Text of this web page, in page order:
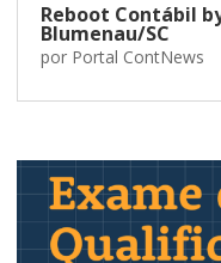
Reboot Contábil
Blumenau/SC
por Portal ContNews